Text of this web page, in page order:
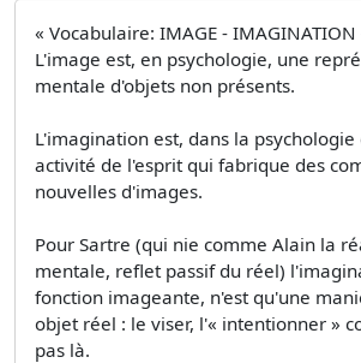
« Vocabulaire: IMAGE - IMAGINATION
L'image est, en psychologie, une
mentale d'objets non présents.
L'imagination est, dans la psychologie
activité de l'esprit qui fabrique des
nouvelles d'images.
Pour Sartre (qui nie comme Alain la
mentale, reflet passif du réel)
fonction imageante, n'est qu'une
objet réel : le viser, l'« intentionner »
pas là.